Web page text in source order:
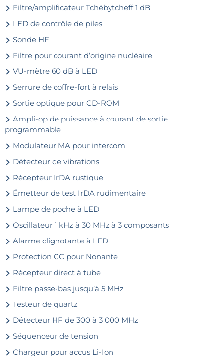
Filtre/amplificateur Tchébytcheff 1 dB
LED de contrôle de piles
Sonde HF
Filtre pour courant d’origine nucléaire
VU-mètre 60 dB à LED
Serrure de coffre-fort à relais
Sortie optique pour CD-ROM
Ampli-op de puissance à courant de sortie
programmable
Modulateur MA pour intercom
Détecteur de vibrations
Récepteur IrDA rustique
Émetteur de test IrDA rudimentaire
Lampe de poche à LED
Oscillateur 1 kHz à 30 MHz à 3 composants
Alarme clignotante à LED
Protection CC pour Nonante
Récepteur direct à tube
Filtre passe-bas jusqu’à 5 MHz
Testeur de quartz
Détecteur HF de 300 à 3 000 MHz
Séquenceur de tension
Chargeur pour accus Li-Ion